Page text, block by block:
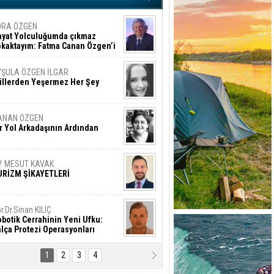
ÖZGEN
Yolculuğumda çıkmaz
Fatma Canan Özgen’i
ÖZGEN İLGAR
Yeşermez Her Şey
ÖZGEN
Yol Arkadaşının Ardından
MESUT KAVAK
ŞİKAYETLERİ
KILIÇ
Cerrahinin Yeni Ufku:
Protezi Operasyonları
BAŞAN
Şaşırmayacağız
1 2 3 4